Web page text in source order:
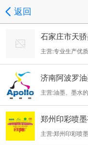
返回
石家庄市天
主营:专业生产优
水，5、7代头压
济南阿波罗
主营:油墨、墨水
的生产、销售；
易
郑州印彩喷
主营:郑州印彩喷